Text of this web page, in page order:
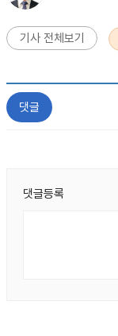
기사 전체보기
댓글
댓글등록